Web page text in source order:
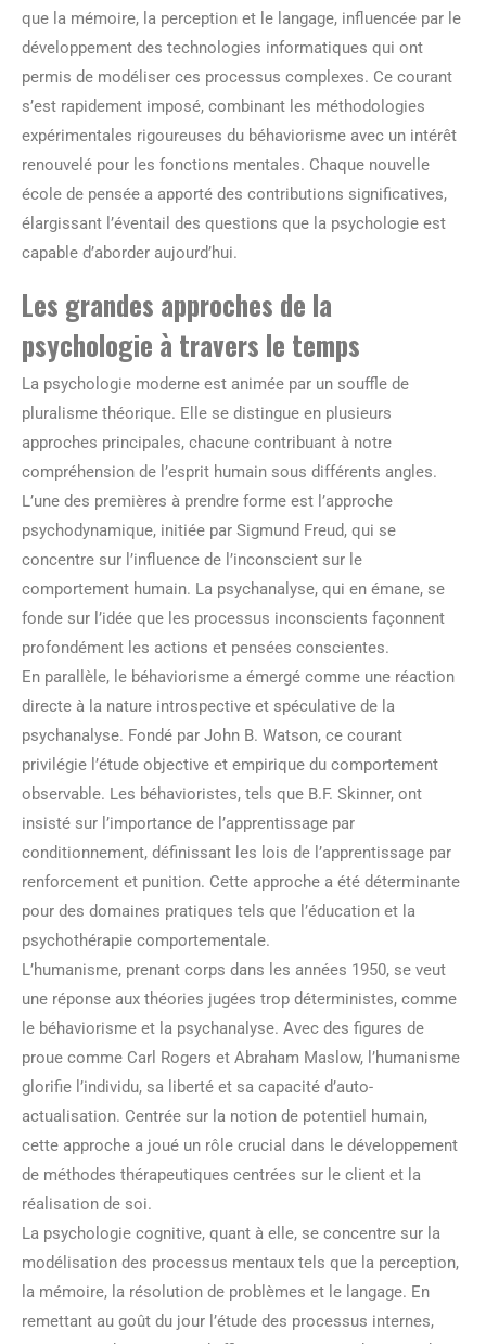
que la mémoire, la perception et le langage, influencée par le
développement des technologies informatiques qui ont
permis de modéliser ces processus complexes. Ce courant
s’est rapidement imposé, combinant les méthodologies
expérimentales rigoureuses du béhaviorisme avec un intérêt
renouvelé pour les fonctions mentales. Chaque nouvelle
école de pensée a apporté des contributions significatives,
élargissant l’éventail des questions que la psychologie est
capable d’aborder aujourd’hui.
Les grandes approches de la
psychologie à travers le temps
La psychologie moderne est animée par un souffle de
pluralisme théorique. Elle se distingue en plusieurs
approches principales, chacune contribuant à notre
compréhension de l’esprit humain sous différents angles.
L’une des premières à prendre forme est l’approche
psychodynamique, initiée par Sigmund Freud, qui se
concentre sur l’influence de l’inconscient sur le
comportement humain. La psychanalyse, qui en émane, se
fonde sur l’idée que les processus inconscients façonnent
profondément les actions et pensées conscientes.
En parallèle, le béhaviorisme a émergé comme une réaction
directe à la nature introspective et spéculative de la
psychanalyse. Fondé par John B. Watson, ce courant
privilégie l’étude objective et empirique du comportement
observable. Les béhavioristes, tels que B.F. Skinner, ont
insisté sur l’importance de l’apprentissage par
conditionnement, définissant les lois de l’apprentissage par
renforcement et punition. Cette approche a été déterminante
pour des domaines pratiques tels que l’éducation et la
psychothérapie comportementale.
L’humanisme, prenant corps dans les années 1950, se veut
une réponse aux théories jugées trop déterministes, comme
le béhaviorisme et la psychanalyse. Avec des figures de
proue comme Carl Rogers et Abraham Maslow, l’humanisme
glorifie l’individu, sa liberté et sa capacité d’auto-
actualisation. Centrée sur la notion de potentiel humain,
cette approche a joué un rôle crucial dans le développement
de méthodes thérapeutiques centrées sur le client et la
réalisation de soi.
La psychologie cognitive, quant à elle, se concentre sur la
modélisation des processus mentaux tels que la perception,
la mémoire, la résolution de problèmes et le langage. En
remettant au goût du jour l’étude des processus internes,